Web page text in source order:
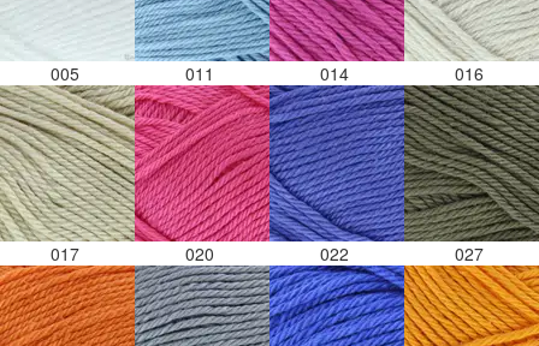
005 011 014 016
017 020 022 027